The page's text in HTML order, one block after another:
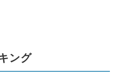
ング